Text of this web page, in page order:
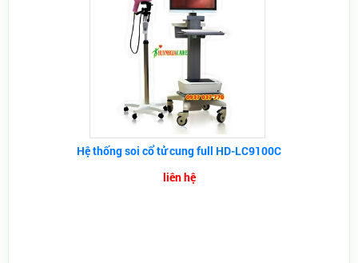
Hệ thống soi cổ tử cung full HD-LC9100C
liên hệ